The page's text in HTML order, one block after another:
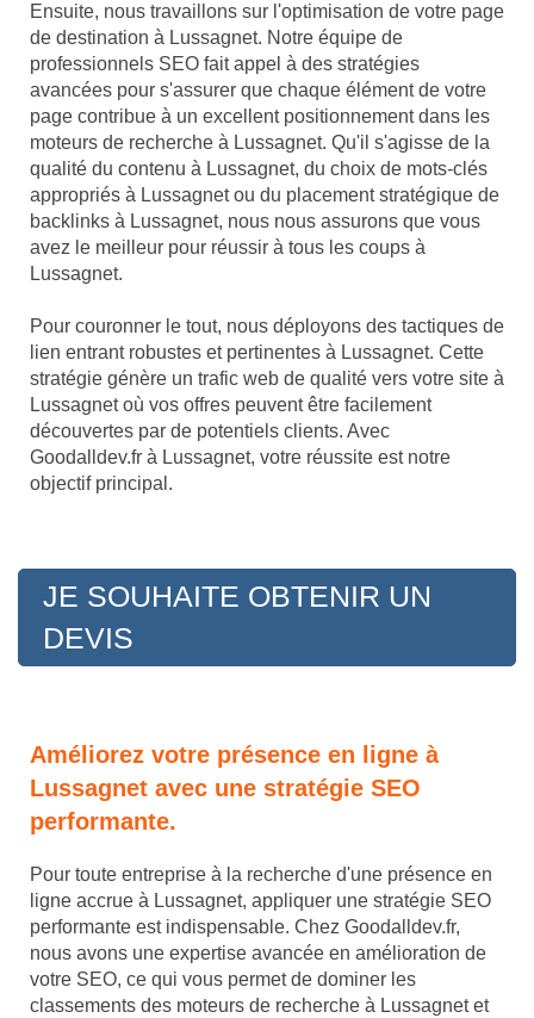
Ensuite, nous travaillons sur l'optimisation de votre page
de destination à Lussagnet. Notre équipe de
professionnels SEO fait appel à des stratégies
avancées pour s'assurer que chaque élément de votre
page contribue à un excellent positionnement dans les
moteurs de recherche à Lussagnet. Qu'il s'agisse de la
qualité du contenu à Lussagnet, du choix de mots-clés
appropriés à Lussagnet ou du placement stratégique de
backlinks à Lussagnet, nous nous assurons que vous
avez le meilleur pour réussir à tous les coups à
Lussagnet.
Pour couronner le tout, nous déployons des tactiques de
lien entrant robustes et pertinentes à Lussagnet. Cette
stratégie génère un trafic web de qualité vers votre site à
Lussagnet où vos offres peuvent être facilement
découvertes par de potentiels clients. Avec
Goodalldev.fr à Lussagnet, votre réussite est notre
objectif principal.
JE SOUHAITE OBTENIR UN
DEVIS
Améliorez votre présence en ligne à
Lussagnet avec une stratégie SEO
performante.
Pour toute entreprise à la recherche d'une présence en
ligne accrue à Lussagnet, appliquer une stratégie SEO
performante est indispensable. Chez Goodalldev.fr,
nous avons une expertise avancée en amélioration de
votre SEO, ce qui vous permet de dominer les
classements des moteurs de recherche à Lussagnet et